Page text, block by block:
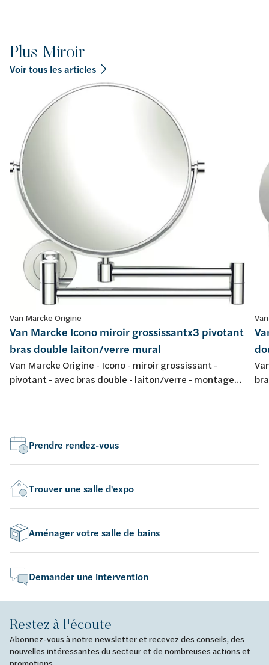
Plus Miroir
Voir tous les articles
Van Marcke Origine
Van Marcke Icono miroir grossissantx3 pivotant
bras double laiton/verre mural
Van Marcke Origine - Icono - miroir grossissant -
pivotant - avec bras double - laiton/verre - montage
Prendre rendez-vous
Trouver une salle d'expo
Aménager votre salle de bains
Demander une intervention
Restez à l'écoute
Abonnez-vous à notre newsletter et recevez des conseils, des
nouvelles intéressantes du secteur et de nombreuses actions et
promotions.